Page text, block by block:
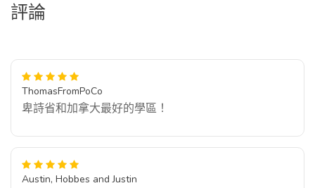
評論
ThomasFromPoCo
卑詩省和加拿大最好的學區！
Austin, Hobbes and Justin